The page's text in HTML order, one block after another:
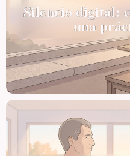
Silencio digital:
una